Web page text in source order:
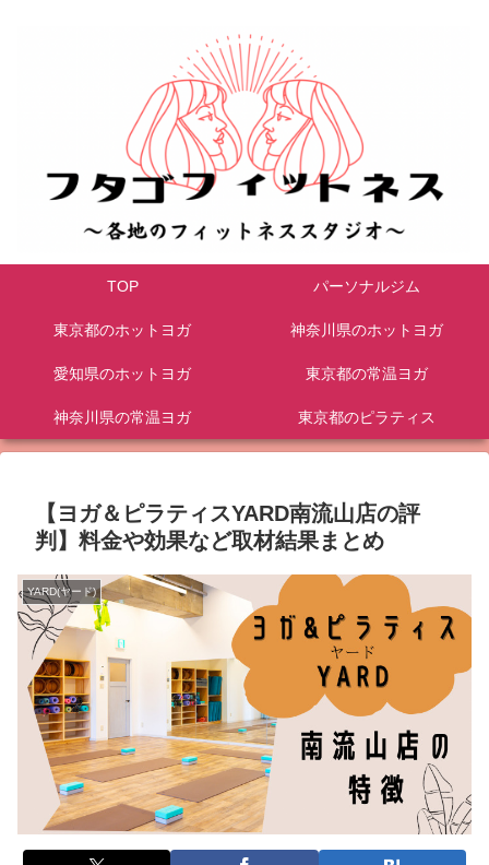
TOP パーソナルジム
東京都のホットヨガ 神奈川県のホットヨガ
愛知県のホットヨガ 東京都の常温ヨガ
神奈川県の常温ヨガ 東京都のピラティス
【ヨガ＆ピラティスYARD南流山店の評
判】料金や効果など取材結果まとめ
YARD(ヤード)